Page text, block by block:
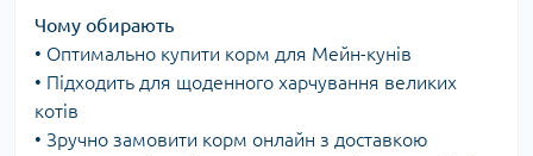
Чому обирають
• Оптимально купити корм для Мейн-кунів
• Підходить для щоденного харчування великих
котів
• Зручно замовити корм онлайн з доставкою